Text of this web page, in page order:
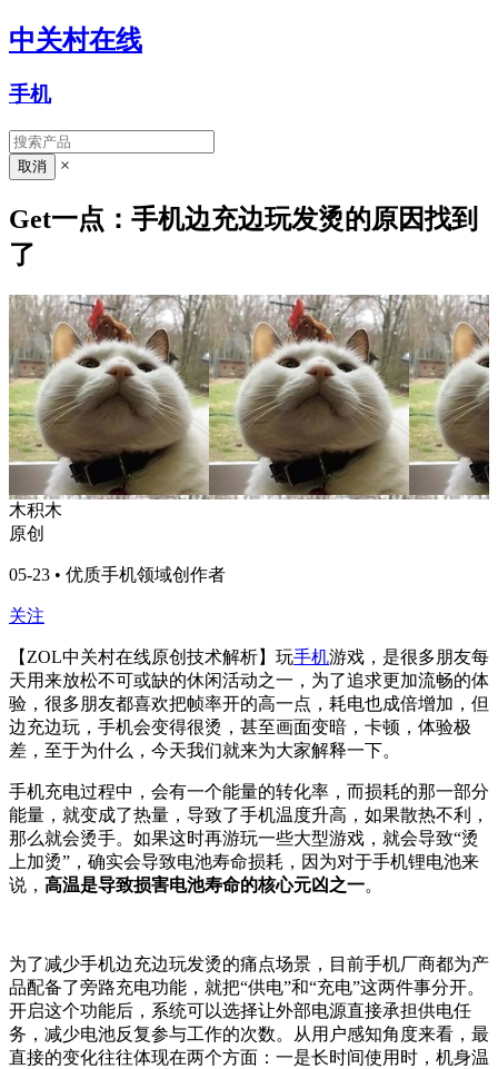
中关村在线
手机
×
Get一点：手机边充边玩发烫的原因找到
了
木积木
原创
05-23 • 优质手机领域创作者
关注
【ZOL中关村在线原创技术解析】 玩手机游戏，是很多朋友每
天用来放松不可或缺的休闲活动之一，为了追求更加流畅的体
验，很多朋友都喜欢把帧率开的高一点，耗电也成倍增加，但
边充边玩，手机会变得很烫，甚至画面变暗，卡顿，体验极
差，至于为什么，今天我们就来为大家解释一下。
手机充电过程中，会有一个能量的转化率，而损耗的那一部分
能量，就变成了热量，导致了手机温度升高，如果散热不利，
那么就会烫手。如果这时再游玩一些大型游戏，就会导致“烫
上加烫”，确实会导致电池寿命损耗，因为对于手机锂电池来
说， 高温是导致损害电池寿命的核心元凶之一。
为了减少手机边充边玩发烫的痛点场景，目前手机厂商都为产
品配备了旁路充电功能，就把“供电”和“充电”这两件事分开。
开启这个功能后，系统可以选择让外部电源直接承担供电任
务，减少电池反复参与工作的次数。从用户感知角度来看，最
直接的变化往往体现在两个方面：一是长时间使用时，机身温